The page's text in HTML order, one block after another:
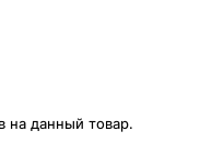
на данный товар.